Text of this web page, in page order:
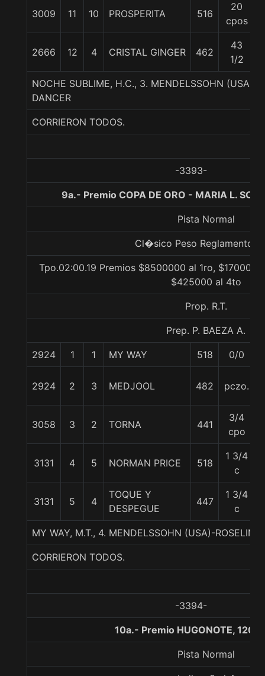
3009 11 10 PROSPERITA 516
20
cpos
2666 12 4 CRISTAL GINGER 462
43
1/2
NOCHE SUBLIME, H.C., 3. MENDELSSOHN (USA)-
DANCER
CORRIERON TODOS.
-3393-
9a.- Premio COPA DE ORO - MARIA L.
Pista Normal
Cl�sico Peso Reglamento
Tpo.02:00.19 Premios $8500000 al 1ro,
$425000 al 4to
Prop. R.T.
Prep. P. BAEZA A.
2924 1 1 MY WAY 518 0/0
2924 2 3 MEDJOOL 482 pczo.
3058 3 2 TORNA 441
3/4
cpo
3131 4 5 NORMAN PRICE 518
1 3/4
c
3131 5 4
TOQUE Y
DESPEGUE
447
1 3/4
c
MY WAY, M.T., 4. MENDELSSOHN (USA)-
CORRIERON TODOS.
-3394-
10a.- Premio HUGONOTE,
Pista Normal